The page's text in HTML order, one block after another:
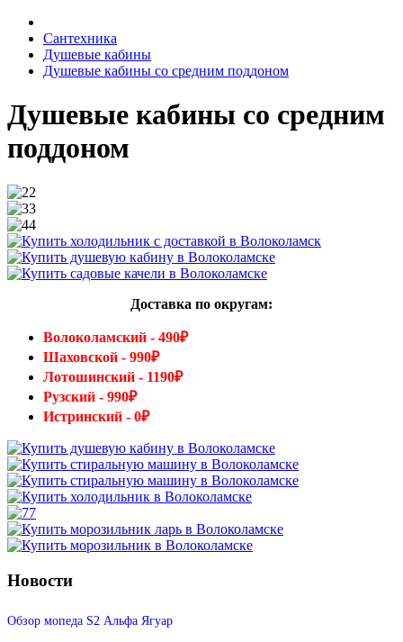
Сантехника
Душевые кабины
Душевые кабины со средним поддоном
Душевые кабины со средним
поддоном
Доставка по округам:
Волоколамский - 490₽
Шаховской - 990₽
Лотошинский - 1190₽
Рузский - 990₽
Истринский - 0₽
Новости
Обзор мопеда S2 Альфа Ягуар